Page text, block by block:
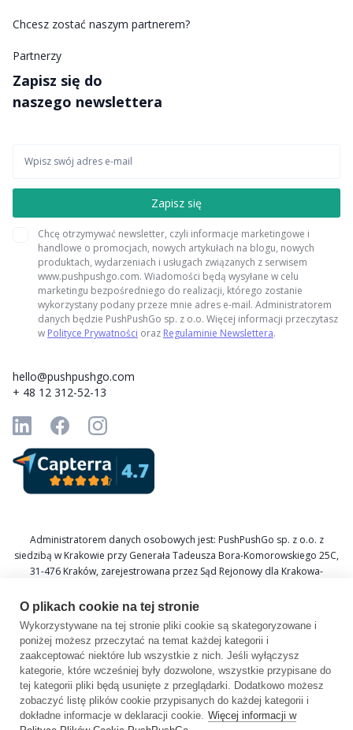
Chcesz zostać naszym partnerem?
Partnerzy
Zapisz się do
naszego newslettera
Chcę otrzymywać newsletter, czyli informacje marketingowe i
handlowe o promocjach, nowych artykułach na blogu, nowych
produktach, wydarzeniach i usługach związanych z serwisem
www.pushpushgo.com. Wiadomości będą wysyłane w celu
marketingu bezpośredniego do realizacji, którego zostanie
wykorzystany podany przeze mnie adres e-mail. Administratorem
danych będzie PushPushGo sp. z o.o. Więcej informacji przeczytasz
w Polityce Prywatności oraz Regulaminie Newslettera.
hello@pushpushgo.com
+ 48 12 312-52-13
Administratorem danych osobowych jest: PushPushGo sp. z o.o. z
siedzibą w Krakowie przy Generała Tadeusza Bora-Komorowskiego 25C,
31-476 Kraków, zarejestrowana przez Sąd Rejonowy dla Krakowa-
Sądowego pod numerem KRS 0000688693, NIP 6751601766, REGON
367877285.
Inspektor Ochrony Danych: Katarzyna Krzywicka
E-mail: daneosobowe@pushpushgo.com
O plikach cookie na tej stronie
Wykorzystywane na tej stronie pliki cookie są skategoryzowane i
poniżej możesz przeczytać na temat każdej kategorii i
zaakceptować niektóre lub wszystkie z nich. Jeśli wyłączysz
kategorie, które wcześniej były dozwolone, wszystkie przypisane do
tej kategorii pliki będą usunięte z przeglądarki. Dodatkowo możesz
zobaczyć listę plików cookie przypisanych do każdej kategorii i
dokładne informacje w deklaracji cookie. Więcej informacji w